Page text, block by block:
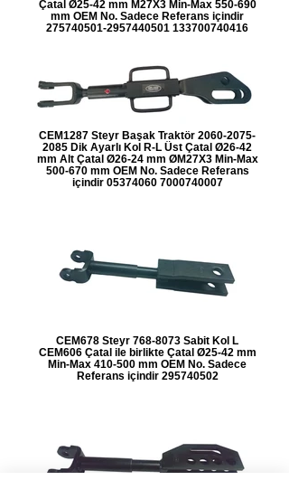
Çatal Ø25-42 mm M27X3 Min-Max 550-690
mm OEM No. Sadece Referans içindir
275740501-2957440501 133700740416
CEM1287 Steyr Başak Traktör 2060-2075-
2085 Dik Ayarlı Kol R-L Üst Çatal Ø26-42
mm Alt Çatal Ø26-24 mm ØM27X3 Min-Max
500-670 mm OEM No. Sadece Referans
içindir 05374060 7000740007
CEM678 Steyr 768-8073 Sabit Kol L
CEM606 Çatal ile birlikte Çatal Ø25-42 mm
Min-Max 410-500 mm OEM No. Sadece
Referans içindir 295740502